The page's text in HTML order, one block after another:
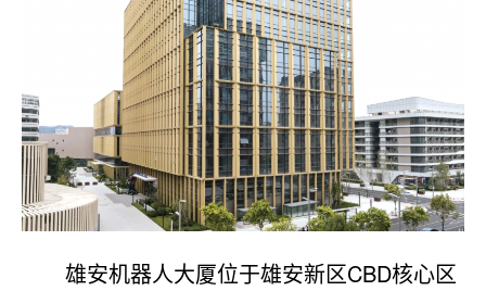
雄安机器人大厦位于雄安新区CBD核心区